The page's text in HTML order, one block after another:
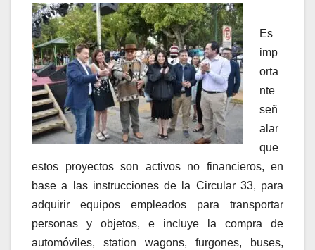
Es
imp
orta
nte
señ
alar
que
estos proyectos son activos no financieros, en
base a las instrucciones de la Circular 33, para
adquirir equipos empleados para transportar
personas y objetos, e incluye la compra de
automóviles, station wagons, furgones, buses,